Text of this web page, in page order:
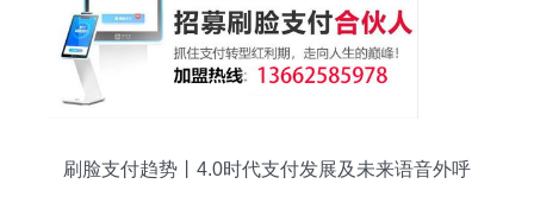
刷脸支付趋势丨4.0时代支付发展及未来语音外呼